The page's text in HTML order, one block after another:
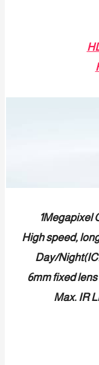
High speed,
Day/
6mm fixed
Max. IR